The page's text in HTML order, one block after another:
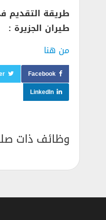
طريقة
طيران الجزيرة :
من هنا
Facebook
LinkedIn
وظائف ذات